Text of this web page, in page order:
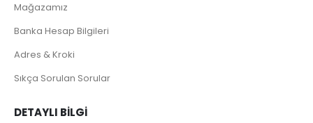
Mağazamız
Banka Hesap Bilgileri
Adres & Kroki
Sıkça Sorulan Sorular
DETAYLI BILGI